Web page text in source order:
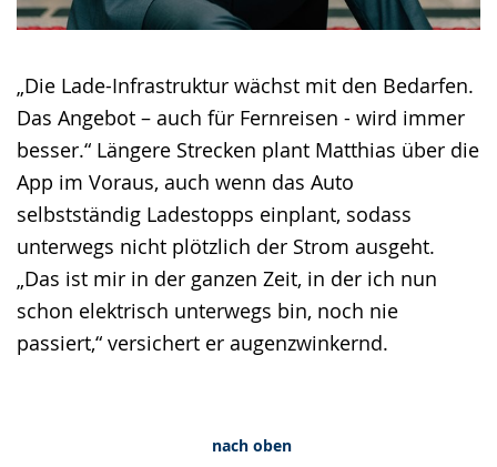
„Die Lade-Infrastruktur wächst mit den Bedarfen.
Das Angebot – auch für Fernreisen - wird immer
besser.“ Längere Strecken plant Matthias über die
App im Voraus, auch wenn das Auto
selbstständig Ladestopps einplant, sodass
unterwegs nicht plötzlich der Strom ausgeht.
„Das ist mir in der ganzen Zeit, in der ich nun
schon elektrisch unterwegs bin, noch nie
passiert,“ versichert er augenzwinkernd.
nach oben